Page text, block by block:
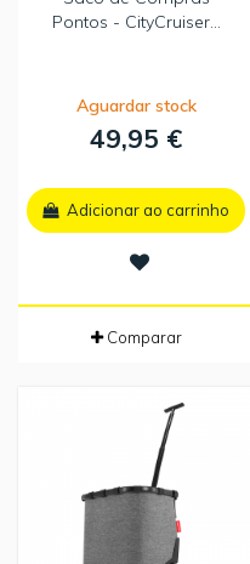
Pontos - CityCruiser...
Aguardar stock
49,95 €
Adicionar ao carrinho
Comparar